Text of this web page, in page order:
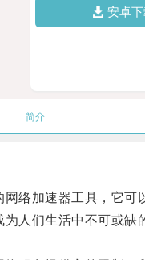
安卓
简介
加速器工具，它可
们生活中不可或缺